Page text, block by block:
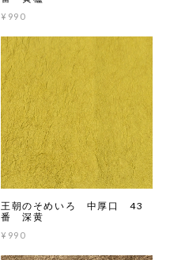
¥990
王朝のそめいろ 中厚口 43
番 深黄
¥990